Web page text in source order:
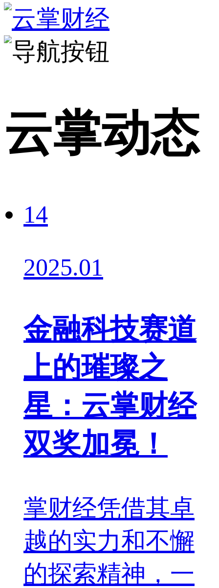
云掌动态
14
2025.01
金融科技赛道
上的璀璨之
星：云掌财经
双奖加冕！
掌财经凭借其卓
越的实力和不懈
的探索精神，一